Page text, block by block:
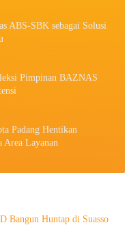
ABS-SBK sebagai Solusi
Pimpinan BAZNAS
Padang Hentikan
Area Layanan
Bangun Huntap di Suasso